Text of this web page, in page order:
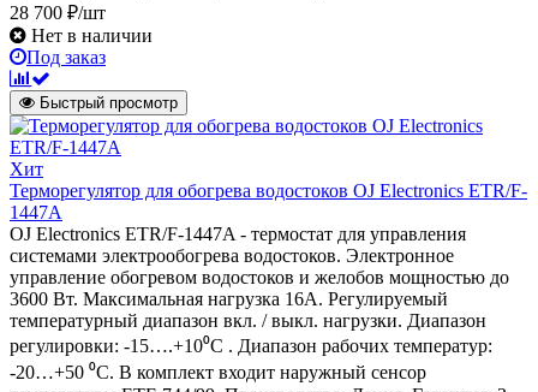
28 700 ₽/шт
Нет в наличии
Под заказ
Быстрый просмотр
Хит
Терморегулятор для обогрева водостоков OJ Electronics ETR/F-
1447A
OJ Electronics ETR/F-1447A - термостат для управления
системами электрообогрева водостоков. Электронное
управление обогревом водостоков и желобов мощностью до
3600 Вт. Максимальная нагрузка 16А. Регулируемый
температурный диапазон вкл. / выкл. нагрузки. Диапазон
регулировки: -15….+10⁰С . Диапазон рабочих температур:
-20…+50 ⁰С. В комплект входит наружный сенсор